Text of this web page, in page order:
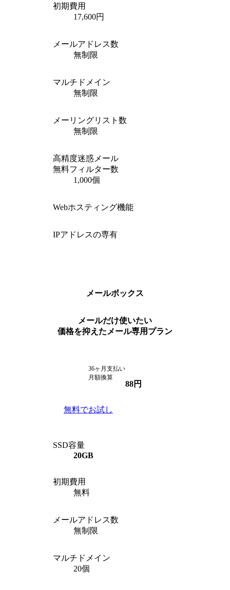
初期費用
17,600円
メールアドレス数
無制限
マルチドメイン
無制限
メーリングリスト数
無制限
高精度迷惑メール
無料フィルター数
1,000個
Webホスティング機能
IPアドレスの専有
メールボックス
メールだけ使いたい
価格を抑えたメール専用プラン
36ヶ月支払い
月額換算
88円
無料でお試し
SSD容量
20GB
初期費用
無料
メールアドレス数
無制限
マルチドメイン
20個